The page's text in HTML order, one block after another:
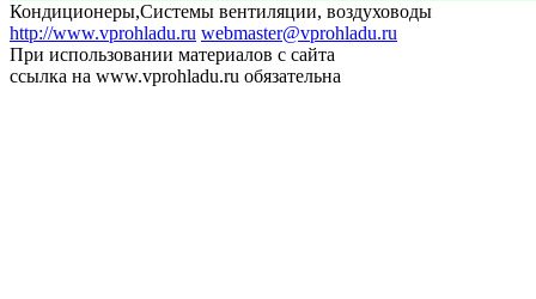
Кондиционеры,Системы вентиляции, воздуховоды
http://www.vprohladu.ru webmaster@vprohladu.ru
При использовании материалов с сайта
ссылка на www.vprohladu.ru обязательна